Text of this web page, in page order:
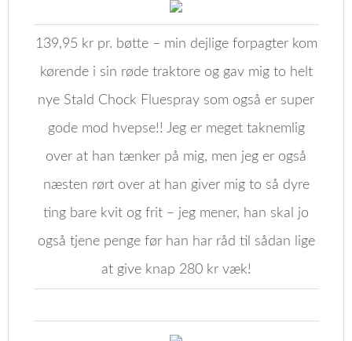
139,95 kr pr. bøtte – min dejlige forpagter kom
kørende i sin røde traktore og gav mig to helt
nye Stald Chock Fluespray som også er super
gode mod hvepse!! Jeg er meget taknemlig
over at han tænker på mig, men jeg er også
næsten rørt over at han giver mig to så dyre
ting bare kvit og frit – jeg mener, han skal jo
også tjene penge før han har råd til sådan lige
at give knap 280 kr væk!